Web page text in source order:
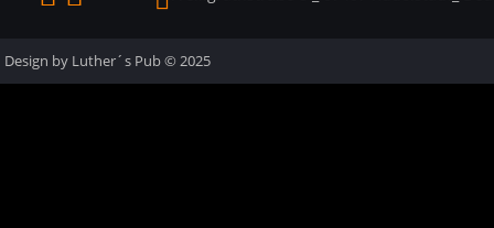
Design by Luther´s Pub © 2025